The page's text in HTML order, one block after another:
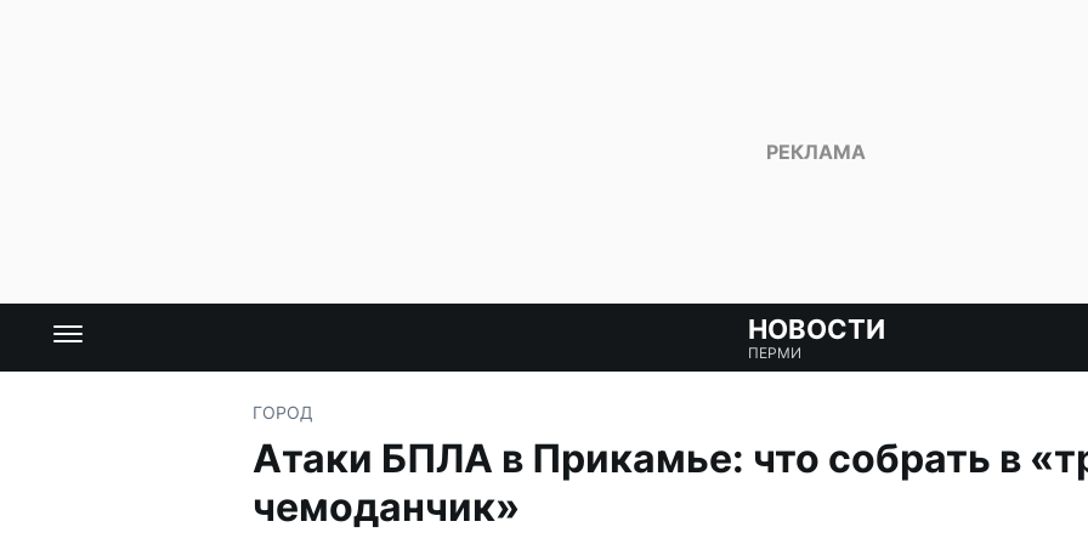
НОВОСТИ
ПЕРМИ
ГОРОД
Атаки БПЛА в Прикамье: что собрать в
чемоданчик»